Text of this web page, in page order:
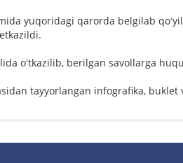
yuqoridagi qarorda belgilab
oʻtkazilib, berilgan savollarga
tayyorlangan infografika,